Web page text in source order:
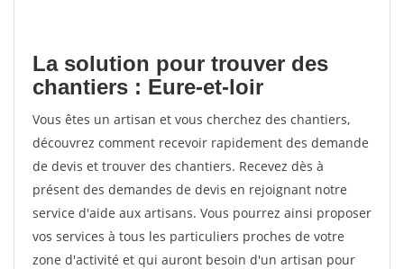
La solution pour trouver des
chantiers : Eure-et-loir
Vous êtes un artisan et vous cherchez des chantiers,
découvrez comment recevoir rapidement des demande
de devis et trouver des chantiers. Recevez dès à
présent des demandes de devis en rejoignant notre
service d'aide aux artisans. Vous pourrez ainsi proposer
vos services à tous les particuliers proches de votre
zone d'activité et qui auront besoin d'un artisan pour